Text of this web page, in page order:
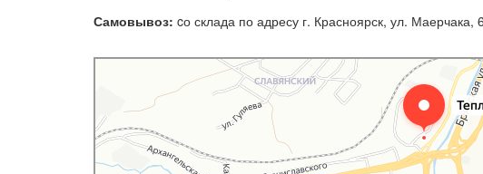
Самовывоз: cо склада по адресу г. Красноярск, ул. Маерчака,